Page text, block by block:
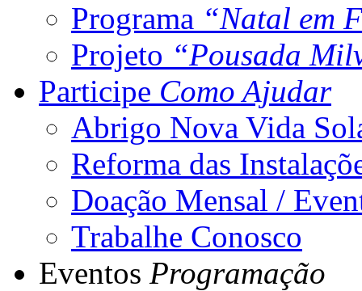
Programa “Natal em
Projeto “Pousada
Participe Como Ajudar
Abrigo Nova Vida
Reforma das
Doação Mensal /
Trabalhe Conosco
Eventos Programação